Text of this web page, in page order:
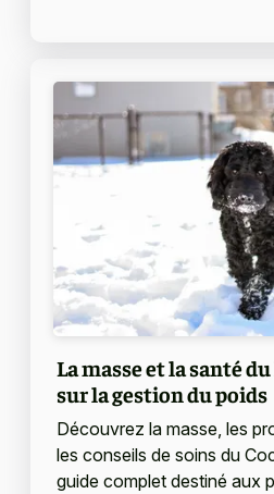
La masse et la santé
sur la gestion du poids
Découvrez la masse, les
les conseils de soins du
guide complet destiné aux